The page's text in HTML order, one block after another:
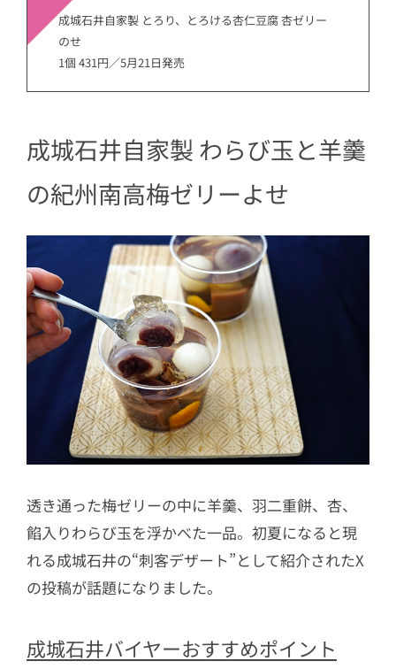
成城石井自家製 とろり、とろける杏仁豆腐 杏ゼリー
のせ
1個 431円／5月21日発売
成城石井自家製 わらび玉と羊羹
の紀州南高梅ゼリーよせ
透き通った梅ゼリーの中に羊羹、羽二重餅、杏、
餡入りわらび玉を浮かべた一品。初夏になると現
れる成城石井の“刺客デザート”として紹介されたX
の投稿が話題になりました。
成城石井バイヤーおすすめポイント